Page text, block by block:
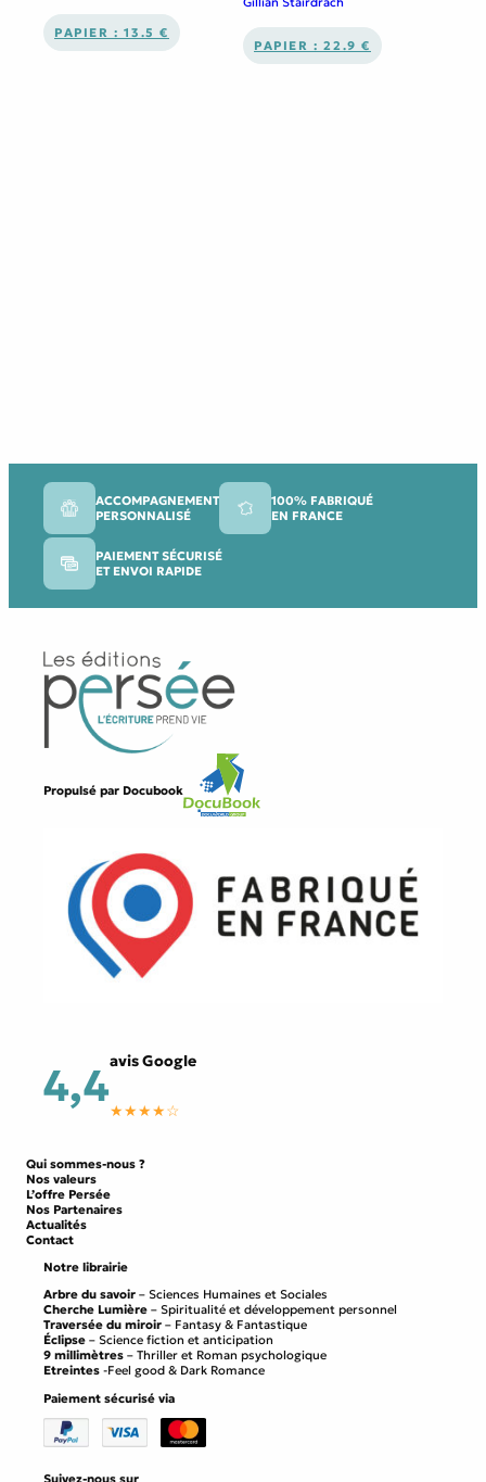
PAPIER : 13.5 €
PAPIER : 22.9 €
ACCOMPAGNEMENT
PERSONNALISÉ
100% FABRIQUÉ
EN FRANCE
PAIEMENT SÉCURISÉ
ET ENVOI RAPIDE
Propulsé par Docubook
4,4avis Google
★★★★☆
Qui sommes-nous ?
Nos valeurs
L’offre Persée
Nos Partenaires
Actualités
Contact
Notre librairie
Arbre du savoir – Sciences Humaines et Sociales
Cherche Lumière – Spiritualité et développement personnel
Traversée du miroir – Fantasy & Fantastique
Éclipse – Science fiction et anticipation
9 millimètres – Thriller et Roman psychologique
Etreintes -Feel good & Dark Romance
Paiement sécurisé via